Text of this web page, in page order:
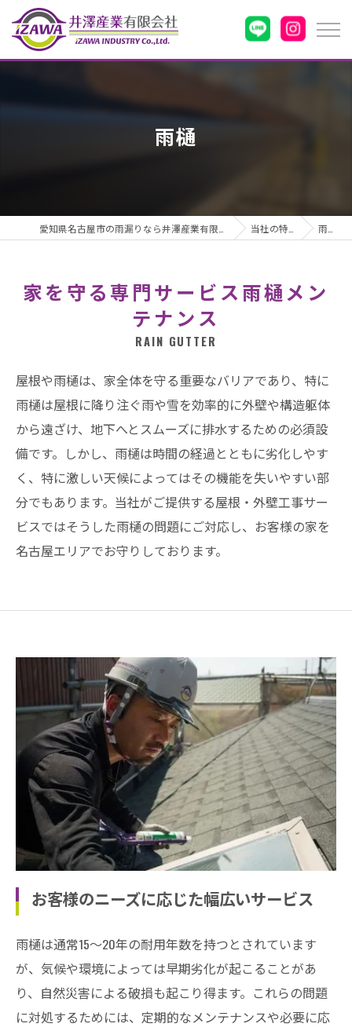
雨樋
当社の特徴 雨樋
家を守る専門サービス雨樋メン
テナンス
RAIN GUTTER
屋根や雨樋は、家全体を守る重要なバリアであり、特に
雨樋は屋根に降り注ぐ雨や雪を効率的に外壁や構造躯体
から遠ざけ、地下へとスムーズに排水するための必須設
備です。しかし、雨樋は時間の経過とともに劣化しやす
く、特に激しい天候によってはその機能を失いやすい部
分でもあります。当社がご提供する屋根・外壁工事サー
ビスではそうした雨樋の問題にご対応し、お客様の家を
名古屋エリアでお守りしております。
お客様のニーズに応じた幅広いサービス
雨樋は通常15～20年の耐用年数を持つとされています
が、気候や環境によっては早期劣化が起こることがあ
り、自然災害による破損も起こり得ます。これらの問題
に対処するためには、定期的なメンテナンスや必要に応